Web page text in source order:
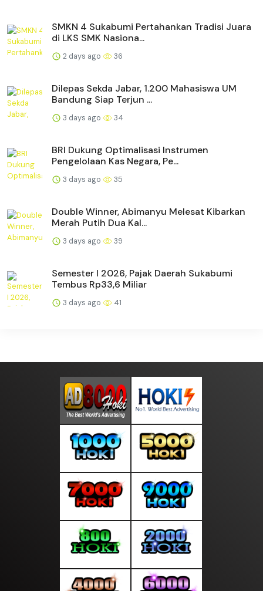
SMKN 4 Sukabumi Pertahankan Tradisi Juara
di LKS SMK Nasiona...
2 days ago 36
Dilepas Sekda Jabar, 1.200 Mahasiswa UM
Bandung Siap Terjun ...
3 days ago 34
BRI Dukung Optimalisasi Instrumen
Pengelolaan Kas Negara, Pe...
3 days ago 35
Double Winner, Abimanyu Melesat Kibarkan
Merah Putih Dua Kal...
3 days ago 39
Semester I 2026, Pajak Daerah Sukabumi
Tembus Rp33,6 Miliar
3 days ago 41